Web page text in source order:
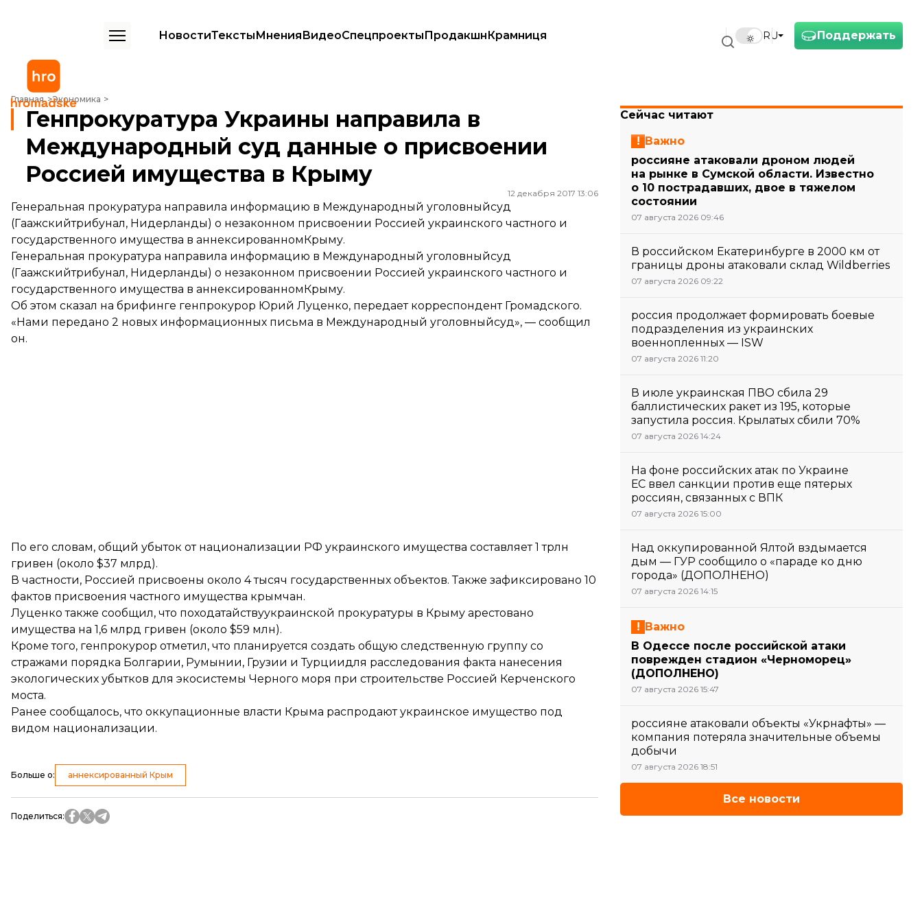
Поддержать
RU
НовостиТекстыМненияВидеоСпецпроектыПродакшнКрамниця
Главная Экономика
Генпрокуратура Украины направила в Международный суд данные о присвоении Россией имущества в Крыму
Генпрокуратура Украины направила в
Международный суд данные о присвоении
Россией имущества в Крыму
12 декабря 2017 13:06
Генеральная прокуратура направила информацию в Международный уголовныйсуд
(Гаажскийтрибунал, Нидерланды) о незаконном присвоении Россией украинского частного и
государственного имущества в аннексированномКрыму.
Генеральная прокуратура направила информацию в Международный уголовныйсуд
(Гаажскийтрибунал, Нидерланды) о незаконном присвоении Россией украинского частного и
государственного имущества в аннексированномКрыму.
Об этом сказал на брифинге генпрокурор Юрий Луценко, передает корреспондент Громадского.
«Нами передано 2 новых информационных письма в Международный уголовныйсуд», — сообщил
он.
По его словам, общий убыток от национализации РФ украинского имущества составляет 1 трлн
гривен (около $37 млрд).
В частности, Россией присвоены около 4 тысяч государственных объектов. Также зафиксировано 10
фактов присвоения частного имущества крымчан.
Луценко также сообщил, что походатайствуукраинской прокуратуры в Крыму арестовано
имущества на 1,6 млрд гривен (около $59 млн).
Кроме того, генпрокурор отметил, что планируется создать общую следственную группу со
стражами порядка Болгарии, Румынии, Грузии и Турциидля расследования факта нанесения
экологических убытков для экосистемы Черного моря при строительстве Россией Керченского
моста.
Ранее сообщалось, что оккупационные власти Крыма распродают украинское имущество под
видом национализации.
Больше о: аннексированный Крым
Поделиться:
Сейчас читают
Важно
россияне атаковали дроном людей
на рынке в Сумской области. Известно
о 10 пострадавших, двое в тяжелом
состоянии
07 августа 2026 09:46
В российском Екатеринбурге в 2000 км от
границы дроны атаковали склад Wildberries
07 августа 2026 09:22
россия продолжает формировать боевые
подразделения из украинских
военнопленных — ISW
07 августа 2026 11:20
В июле украинская ПВО сбила 29
баллистических ракет из 195, которые
запустила россия. Крылатых сбили 70%
07 августа 2026 14:24
На фоне российских атак по Украине
ЕС ввел санкции против еще пятерых
россиян, связанных с ВПК
07 августа 2026 15:00
Над оккупированной Ялтой вздымается
дым — ГУР сообщило о «параде ко дню
города» (ДОПОЛНЕНО)
07 августа 2026 14:15
Важно
В Одессе после российской атаки
поврежден стадион «Черноморец»
(ДОПОЛНЕНО)
07 августа 2026 15:47
россияне атаковали объекты «Укрнафты» —
компания потеряла значительные объемы
добычи
07 августа 2026 18:51
Все новости